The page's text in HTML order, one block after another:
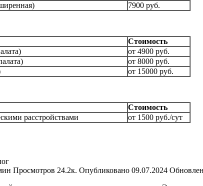
7900 руб.
Стоимость
от 4900 руб.
от 8000 руб.
от 15000 руб.
Стоимость
расстройствами
от 1500 руб./сут
Просмотров 24.2к. Опубликовано 09.07.2024